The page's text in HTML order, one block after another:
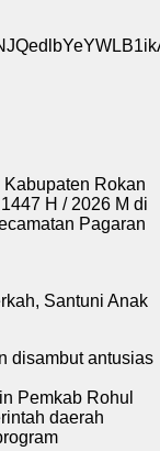
Rokan
H / 2026 M di
Pagaran
disambut antusias
Pemkab Rohul
daerah